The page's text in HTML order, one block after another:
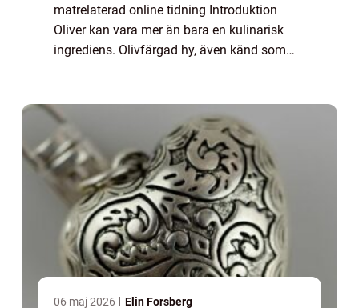
matrelaterad online tidning Introduktion
Oliver kan vara mer än bara en kulinarisk
ingrediens. Olivfärgad hy, även känd som
har blivit a...
06 maj 2026 Elin Forsberg